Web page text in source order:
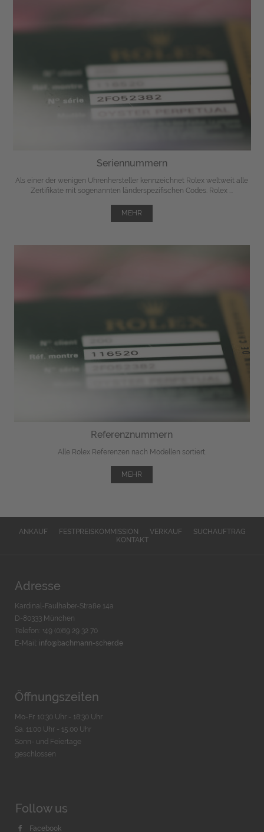
Seriennummern
Als einer der wenigen Uhrenhersteller kennzeichnet Rolex weltweit alle
Zertifikate mit sogenannten länderspezifischen Codes. Rolex ...
MEHR
Referenznummern
Alle Rolex Referenzen nach Modellen sortiert.
MEHR
ANKAUF FESTPREISKOMMISSION VERKAUF
SUCHAUFTRAG
KONTAKT
Adresse
Kardinal-Faulhaber-Straße 14a
D-80333 München
Telefon: +49 (0)89 29 32 70
E-Mail: info@bachmann-scher.de
Öffnungszeiten
Mo-Fr. 10:30 Uhr - 18:30 Uhr
Sa. 11:00 Uhr - 15.00 Uhr
Sonn- und Feiertage
geschlossen
Follow us
Facebook